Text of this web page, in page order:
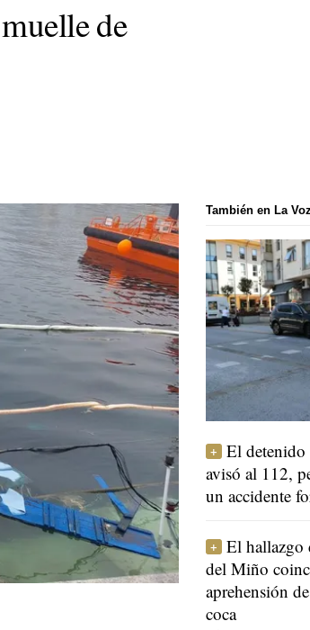
de
También en La Voz
El detenido
avisó al 112,
un accidente
El hallazgo
del Miño
aprehensión
coca